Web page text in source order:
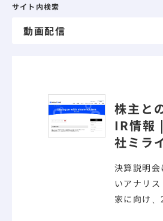
サイト内検索
株主と
IR情報
社ミラ
決算説明会
いアナリ
家に向け、